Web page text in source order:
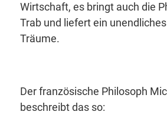
Wirtschaft, es bringt auch die
Trab und liefert ein
Träume.
Der französische Philosoph
beschreibt das so: